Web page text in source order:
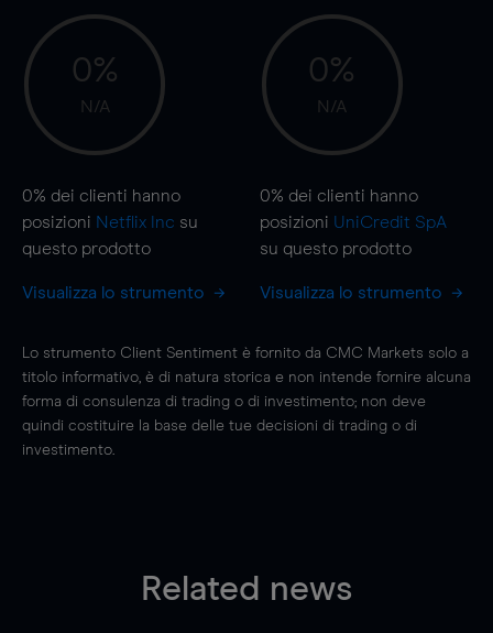
0%
N/A
0% dei clienti hanno
posizioni Netflix Inc su
questo prodotto
Visualizza lo strumento
0%
N/A
0% dei clienti hanno
posizioni UniCredit SpA
su questo prodotto
Visualizza lo strumento
Lo strumento Client Sentiment è fornito da CMC Markets solo a
titolo informativo, è di natura storica e non intende fornire alcuna
forma di consulenza di trading o di investimento; non deve
quindi costituire la base delle tue decisioni di trading o di
investimento.
Related news